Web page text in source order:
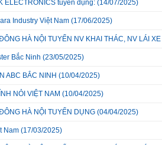
ELECTRONICS tuyển dụng: (14/07/2025)
Industry Việt Nam (17/06/2025)
HÀ NỘI TUYỂN NV KHAI THÁC, NV LÁI
Bắc Ninh (23/05/2025)
ABC BẮC NINH (10/04/2025)
NỎI VIỆT NAM (10/04/2025)
HÀ NỘI TUYỂN DỤNG (04/04/2025)
Nam (17/03/2025)